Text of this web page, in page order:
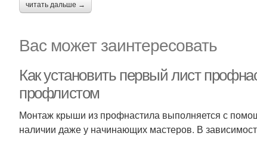
читать дальше →
Вас может заинтересовать
Как установить первый лист
профлистом
Монтаж крыши из профнастила выполняется с
наличии даже у начинающих мастеров. В